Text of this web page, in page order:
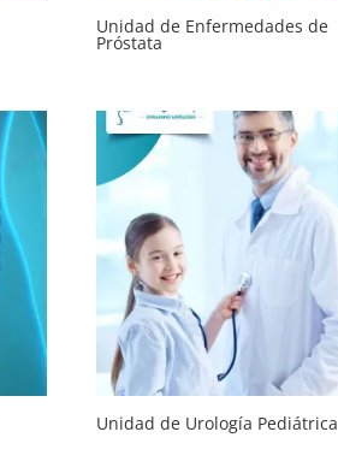
Unidad de Enfermedades de
Próstata
Unidad de Urología Pediátrica